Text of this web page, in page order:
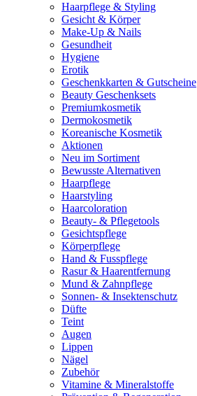
Haarpflege & Styling
Gesicht & Körper
Make-Up & Nails
Gesundheit
Hygiene
Erotik
Geschenkkarten & Gutscheine
Beauty Geschenksets
Premiumkosmetik
Dermokosmetik
Koreanische Kosmetik
Aktionen
Neu im Sortiment
Bewusste Alternativen
Haarpflege
Haarstyling
Haarcoloration
Beauty- & Pflegetools
Gesichtspflege
Körperpflege
Hand & Fusspflege
Rasur & Haarentfernung
Mund & Zahnpflege
Sonnen- & Insektenschutz
Düfte
Teint
Augen
Lippen
Nägel
Zubehör
Vitamine & Mineralstoffe